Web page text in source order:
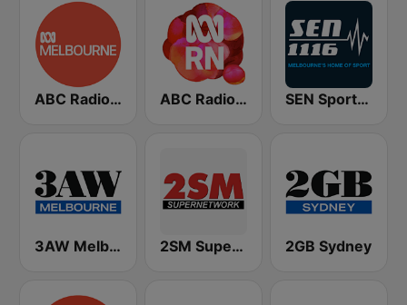
ABC Radio Melbourne ABC Radio National SEN Sports 1116 AM
3AW Melbourne 2SM Super Radio 2GB Sydney